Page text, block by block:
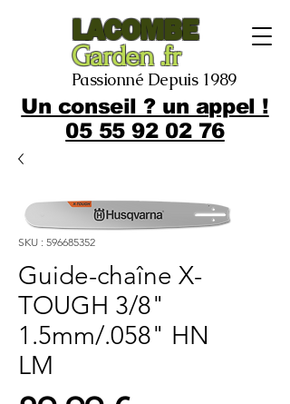
LACOMBE
Garden .fr
Passionné Depuis 1989
Un conseil ? un appel !
05 55 92 02 76
SKU : 596685352
Guide-chaîne X-
TOUGH 3/8"
1.5mm/.058" HN
LM